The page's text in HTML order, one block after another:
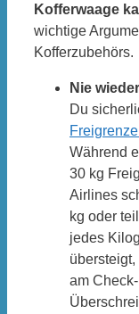
Kofferwaage
wichtige
Kofferzubehörs.
Nie
Du
Während
30 kg
Airlines
kg oder
jedes
am